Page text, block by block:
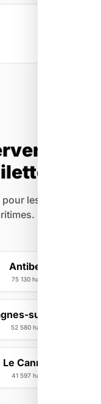
les villes
Antibes
75 130 hab
sur-Mer
52 580 hab
Le Cannet
41 597 hab